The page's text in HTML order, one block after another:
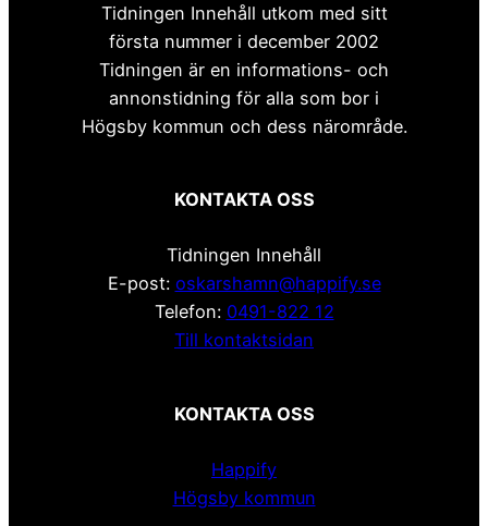
Tidningen Innehåll utkom med sitt
första nummer i december 2002
Tidningen är en informations- och
annonstidning för alla som bor i
Högsby kommun och dess närområde.
KONTAKTA OSS
Tidningen Innehåll
E-post: oskarshamn@happify.se
Telefon: 0491-822 12
Till kontaktsidan
KONTAKTA OSS
Happify
Högsby kommun